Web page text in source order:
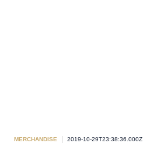
MERCHANDISE 2019-10-29T23:38:36.000Z